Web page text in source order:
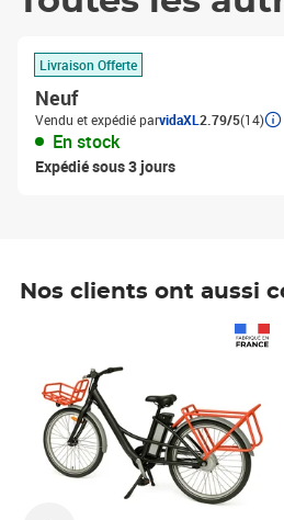
Livraison Offerte
Neuf
Vendu et expédié parvidaXL 2.79/5(14)
En stock
Expédié sous 3 jours
Nos clients ont aussi